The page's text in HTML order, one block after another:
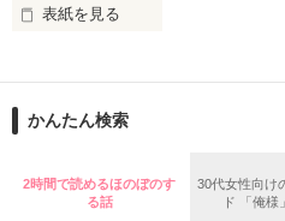
2026.6.5～2026.7.25
＊以前、公開していた話の改稿版
表紙を見る
ションの企画戦略室で働いてい
めた、同期で恋人の石垣守（26
いた。
守と由羅から『便利屋雛子』と
かんたん検索
2時間で読めるほのぼのす
る話
30代女性向け
ド 「俺様